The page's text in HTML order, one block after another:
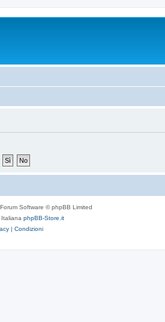
Software © phpBB Limited
phpBB-Store.it
| Condizioni